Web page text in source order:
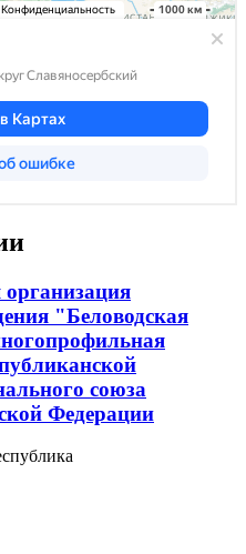
"Беловодская
союза
Федерации